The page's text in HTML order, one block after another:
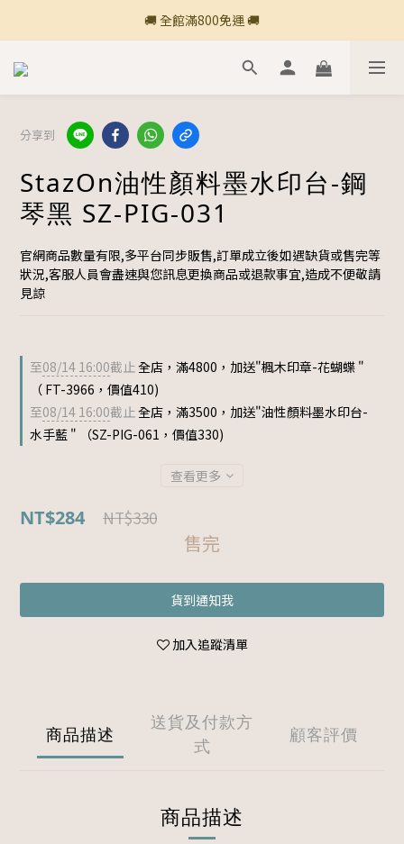
🚚 全館滿800免運 🚚
🚚 全館滿800免運 🚚
🍎 點三條橫線登入會員享購物點數回饋🍎
🚚 全館滿800免運 🚚
分享到
StazOn油性顏料墨水印台-鋼
琴黑 SZ-PIG-031
官網商品數量有限,多平台同步販售,訂單成立後如遇缺貨或售完等
狀況,客服人員會盡速與您訊息更換商品或退款事宜,造成不便敬請
見諒
至08/14 16:00截止全店，滿4800，加送"楓木印章-花蝴蝶 "
（ FT-3966，價值410)
至08/14 16:00截止全店，滿3500，加送"油性顏料墨水印台-
水手藍 " （SZ-PIG-061，價值330)
查看更多
NT$284 NT$330
售完
貨到通知我
加入追蹤清單
商品描述
送貨及付款方
式
顧客評價
商品描述